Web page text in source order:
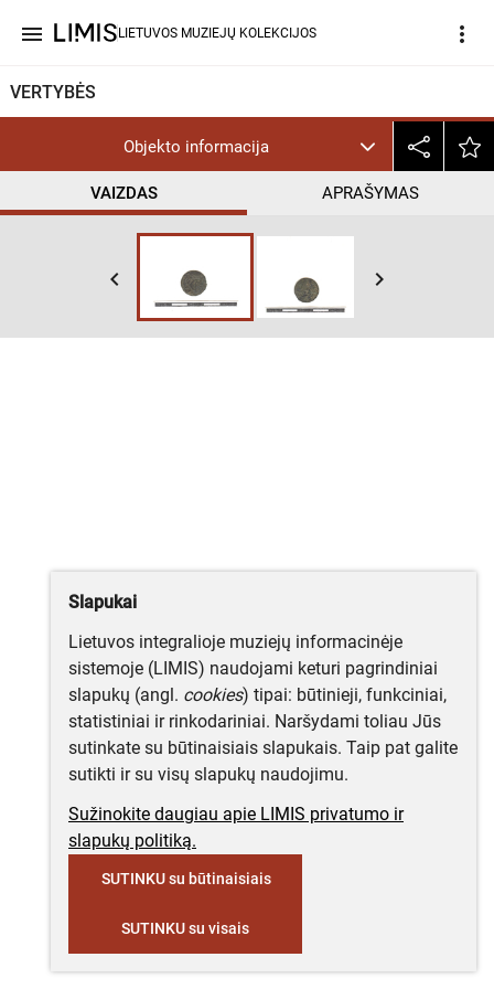
menu LIETUVOS MUZIEJŲ KOLEKCIJOS more_vert
VERTYBĖS
Objekto informacija
VAIZDAS APRAŠYMAS
keyboard_arrow_left keyboard_arrow_right
Slapukai
Lietuvos integralioje muziejų informacinėje
sistemoje (LIMIS) naudojami keturi pagrindiniai
slapukų (angl. cookies) tipai: būtinieji, funkciniai,
statistiniai ir rinkodariniai. Naršydami toliau Jūs
sutinkate su būtinaisiais slapukais. Taip pat galite
sutikti ir su visų slapukų naudojimu.
Sužinokite daugiau apie LIMIS privatumo ir
slapukų politiką.
SUTINKU su būtinaisiais
SUTINKU su visais